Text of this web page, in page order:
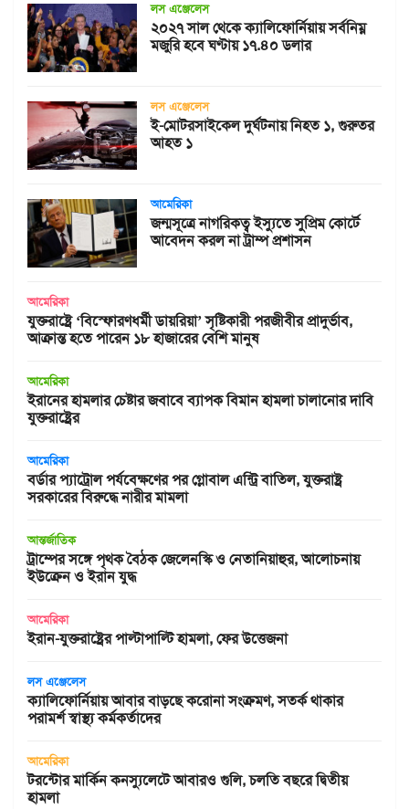
লস এঞ্জেলেস
২০২৭ সাল থেকে ক্যালিফোর্নিয়ায় সর্বনিম্ন
মজুরি হবে ঘণ্টায় ১৭.৪০ ডলার
লস এঞ্জেলেস
ই-মোটরসাইকেল দুর্ঘটনায় নিহত ১, গুরুতর
আহত ১
আমেরিকা
জন্মসূত্রে নাগরিকত্ব ইস্যুতে সুপ্রিম কোর্টে
আবেদন করল না ট্রাম্প প্রশাসন
আমেরিকা
যুক্তরাষ্ট্রে ‘বিস্ফোরণধর্মী ডায়রিয়া’ সৃষ্টিকারী পরজীবীর প্রাদুর্ভাব,
আক্রান্ত হতে পারেন ১৮ হাজারের বেশি মানুষ
আমেরিকা
ইরানের হামলার চেষ্টার জবাবে ব্যাপক বিমান হামলা চালানোর দাবি
যুক্তরাষ্ট্রের
আমেরিকা
বর্ডার প্যাট্রোল পর্যবেক্ষণের পর গ্লোবাল এন্ট্রি বাতিল, যুক্তরাষ্ট্র
সরকারের বিরুদ্ধে নারীর মামলা
আন্তর্জাতিক
ট্রাম্পের সঙ্গে পৃথক বৈঠক জেলেনস্কি ও নেতানিয়াহুর, আলোচনায়
ইউক্রেন ও ইরান যুদ্ধ
আমেরিকা
ইরান-যুক্তরাষ্ট্রের পাল্টাপাল্টি হামলা, ফের উত্তেজনা
লস এঞ্জেলেস
ক্যালিফোর্নিয়ায় আবার বাড়ছে করোনা সংক্রমণ, সতর্ক থাকার
পরামর্শ স্বাস্থ্য কর্মকর্তাদের
আমেরিকা
টরন্টোর মার্কিন কনস্যুলেটে আবারও গুলি, চলতি বছরে দ্বিতীয়
হামলা